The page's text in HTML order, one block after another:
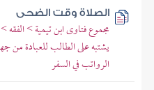
الصلاة وقت الضحى
مجموع فتاوى ابن تيمية >
يشتبه على الطالب للعبادة من
الرواتب في السفر